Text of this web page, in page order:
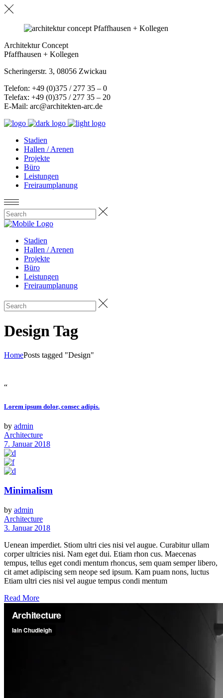
Architektur Concept
Pfaffhausen + Kollegen
Scheringerstr. 3, 08056 Zwickau
Telefon: +49 (0)375 / 277 35 – 0
Telefax: +49 (0)375 / 277 35 – 20
E-Mail: arc@architekten-arc.de
Stadien
Hallen / Arenen
Projekte
Büro
Leistungen
Freiraumplanung
Stadien
Hallen / Arenen
Projekte
Büro
Leistungen
Freiraumplanung
Design Tag
HomePosts tagged "Design"
“
Lorem ipsum dolor, consec adipis.
by admin
Architecture
7. Januar 2018
Minimalism
by admin
Architecture
3. Januar 2018
Uenean imperdiet. Stiom ultri cies nisi vel augue. Curabitur ullam
corper ultricies nisi. Nam eget dui. Etiam rhon cus. Maecenas
tempus, tellus eget condi mentum rhoncus, sem quam semper libero,
cit amet adipiscing sem neope sed ipsum. Kam puam nons, luctus
Etiam ultri cies nisi vel augue tempus condi mentum
Read More